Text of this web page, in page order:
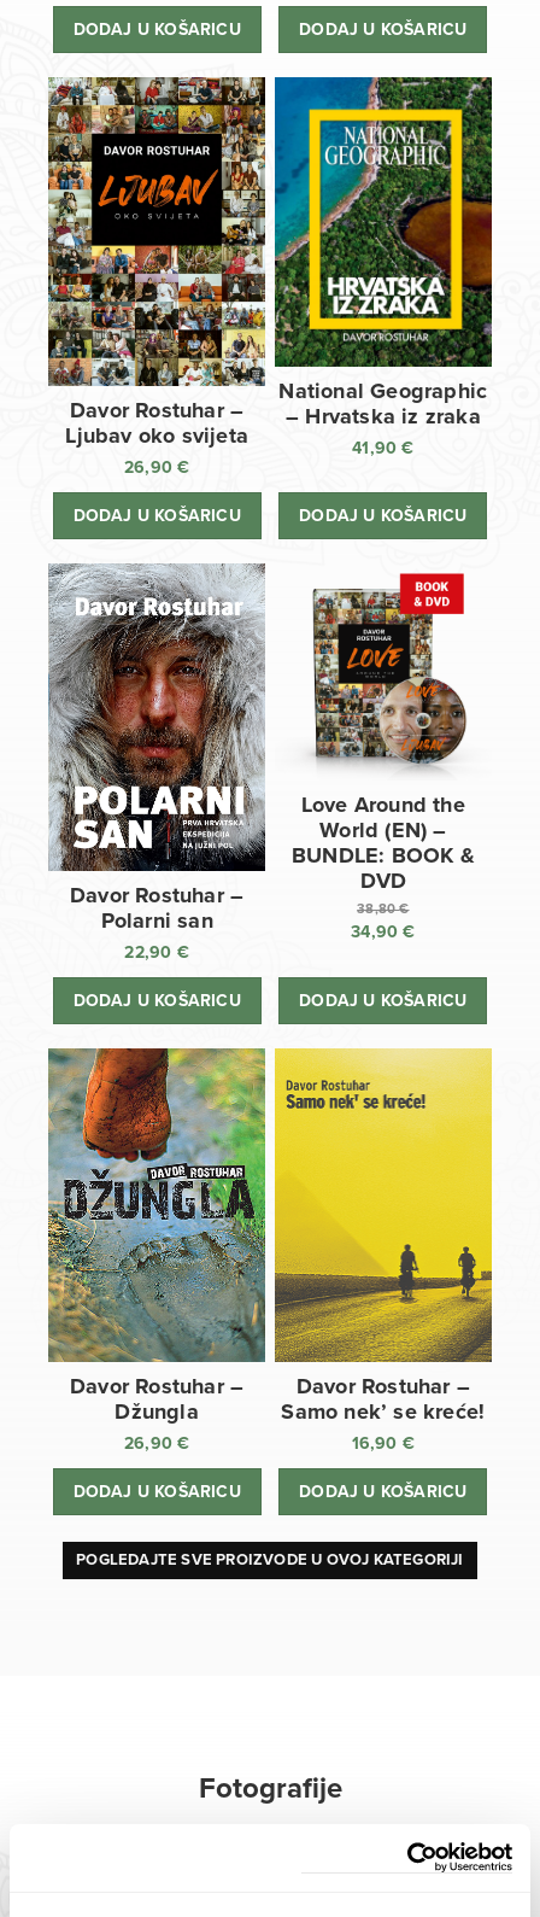
DODAJ U KOŠARICU
38,80 €.
34,90 €.
DODAJ U KOŠARICU
Davor Rostuhar –
Ljubav oko svijeta
26,90€
DODAJ U KOŠARICU
National Geographic
– Hrvatska iz zraka
41,90€
DODAJ U KOŠARICU
Davor Rostuhar –
Polarni san
22,90 €
DODAJ U KOŠARICU
Love Around the
World (EN) –
BUNDLE: BOOK &
DVD
38,80€
Izvorna
bila
34,90€
cijena
DODAJ U KOŠARICU
Davor Rostuhar –
Džungla
26,90€
DODAJ U KOŠARICU
Davor Rostuhar –
Samo nek’ se kreće!
16,90 €
DODAJ U KOŠARICU
POGLEDAJTE SVE PROIZVODE U OVOJ KATEGORIJI
Fotografije